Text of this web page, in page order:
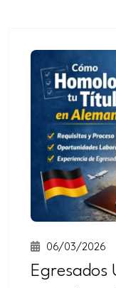
semintensivo
Curso
sabatino
online
06/03/2026
Egresados